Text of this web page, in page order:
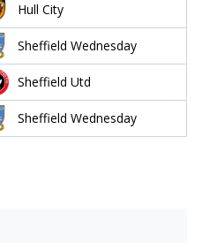
Hull City
Sheffield Wednesday
Sheffield Utd
Sheffield Wednesday